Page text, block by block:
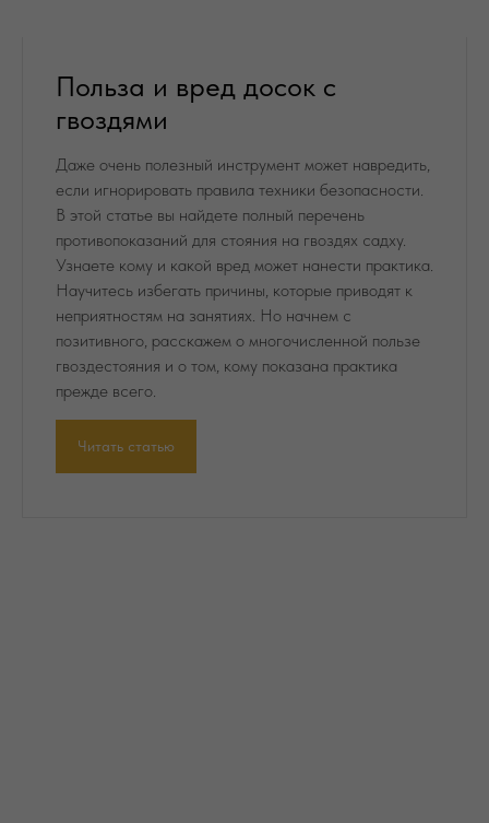
Польза и вред досок с
гвоздями
Даже очень полезный инструмент может навредить,
если игнорировать правила техники безопасности.
В этой статье вы найдете полный перечень
противопоказаний для стояния на гвоздях садху.
Узнаете кому и какой вред может нанести практика.
Научитесь избегать причины, которые приводят к
неприятностям на занятиях. Но начнем с
позитивного, расскажем о многочисленной пользе
гвоздестояния и о том, кому показана практика
прежде всего.
Читать статью